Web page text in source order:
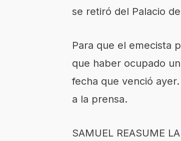
se retiró del Palacio
Para que el emecista
que haber ocupado
fecha que venció
a la prensa.
SAMUEL REASUME